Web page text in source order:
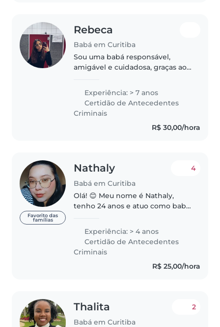
Rebeca
Babá em Curitiba
Sou uma babá responsável,
amigável e cuidadosa, graças aos
10 anos de idade) e minha
formação atual (professora de
história) tenho contato direto
Experiência: > 7 anos
Certidão de Antecedentes
Criminais
R$ 30,00/hora
Favorito das
famílias
Nathaly
Babá em Curitiba
4
Olá! 😊 Meu nome é Nathaly,
tenho 24 anos e atuo como babá
responsabilidade e muito
carinho. Sou estudante de
Pedagogia, com foco em
Educação Infantil e Anos Iniciais,..
Experiência: > 4 anos
Certidão de Antecedentes
Criminais
R$ 25,00/hora
Thalita
Babá em Curitiba
2